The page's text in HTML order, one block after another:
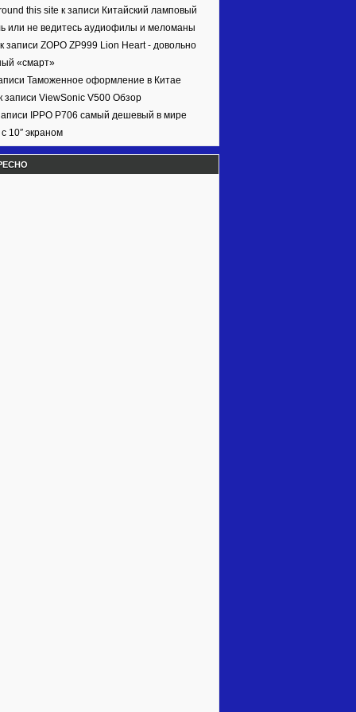
this site к записи Китайский ламповый
или не ведитесь аудиофилы и меломаны
записи ZOPO ZP999 Lion Heart - довольно
«смарт»
Таможенное оформление в Китае
записи ViewSonic V500 Обзор
IPPO P706 самый дешевый в мире
10″ экраном